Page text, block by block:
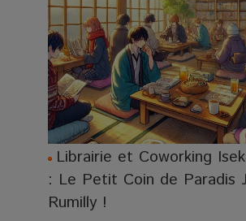
Librairie et Coworking
: Le Petit Coin de Paradis
Rumilly !